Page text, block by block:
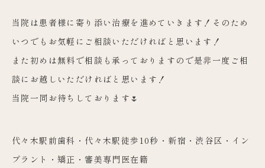
当院は患者様に寄り添い治療を進めていきます！そのため
いつでもお気軽にご相談いただければと思います！
また初めは無料で相談も承っておりますので是非一度ご相
談にお越しいただければと思います！
当院一同お待ちしております🌷
代々木駅前歯科・代々木駅徒歩10秒・新宿・渋谷区・イン
プラント・矯正・審美専門医在籍